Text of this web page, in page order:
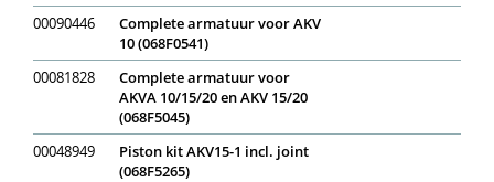
00090446
Complete armatuur voor AKV
10 (068F0541)
00081828
Complete armatuur voor
AKVA 10/15/20 en AKV 15/20
(068F5045)
00048949
Piston kit AKV15-1 incl. joint
(068F5265)